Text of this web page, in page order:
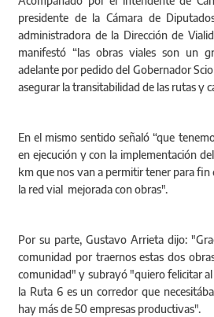
presidente de la Cámara de
administradora de la Dirección de
manifestó “las obras viales son un
adelante por pedido del Gobernador
asegurar la transitabilidad de las rutas y
En el mismo sentido señaló “que
en ejecución y con la implementación
km que nos van a permitir tener para
la red vial mejorada con obras".
Por su parte, Gustavo Arrieta dijo:
comunidad por traernos estas dos
comunidad" y subrayó "quiero felicitar
la Ruta 6 es un corredor que
hay más de 50 empresas productivas".